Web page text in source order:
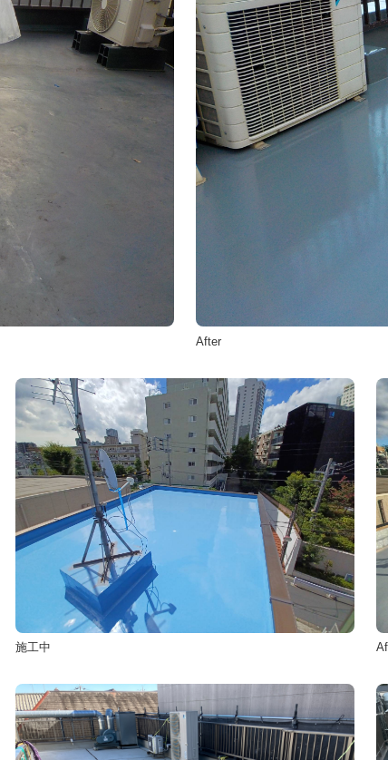
After
施工中